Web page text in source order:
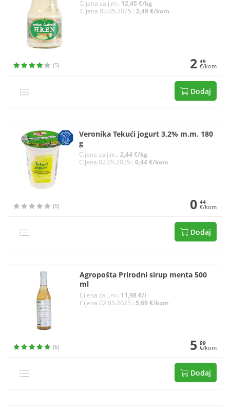
Cijena za j.m.: 12,45 €/kg
Cijena 02.05.2025.: 2,49 €/kom
(5) 2 49
€/kom
Dodaj
Veronika Tekući jogurt 3,2% m.m. 180
g
Cijena za j.m.: 2,44 €/kg
Cijena 02.05.2025.: 0,44 €/kom
(0) 0 44
€/kom
Dodaj
Agropošta Prirodni sirup menta 500
ml
Cijena za j.m.: 11,98 €/l
Cijena 02.05.2025.: 5,69 €/kom
(6) 5 99
€/kom
Dodaj